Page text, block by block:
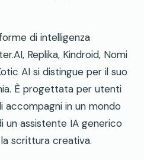
di intelligenza
Replika, Kindroid, Nomi
AI si distingue per il suo
È progettata per utenti
accompagni in un mondo
un assistente IA generico
scrittura creativa.